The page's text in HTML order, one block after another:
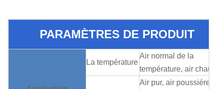
PARAMÈTRES DE PRODUIT
La température
Air normal de la
température, air chaud
Air pur, air